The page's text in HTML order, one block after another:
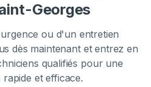
Georges
ou d'un entretien
dès maintenant et entrez en
qualifiés pour une
et efficace.